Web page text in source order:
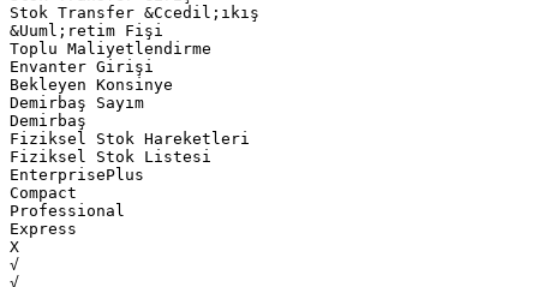
Stok Transfer &Ccedil;ıkış
&Uuml;retim Fişi
Toplu Maliyetlendirme
Envanter Girişi
Bekleyen Konsinye
Demirbaş Sayım
Demirbaş
Fiziksel Stok Hareketleri
Fiziksel Stok Listesi
EnterprisePlus
Compact
Professional
Express
Х
√
√